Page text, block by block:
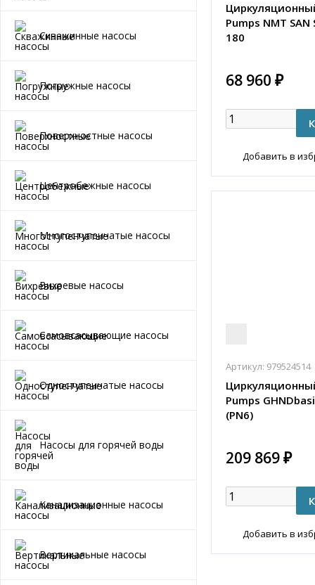
Скважинные насосы
Погружные насосы
Поверхностные насосы
Центробежные насосы
Многоступенчатые насосы
Вихревые насосы
Самовсасывающие насосы
Одноступенчатые насосы
Насосы для горячей воды
Канализационные насосы
Вертикальные насосы
Pumps NMT SAN
180
68 960 ₽
Добавить в
Артикул: 979524514
Pumps
(PN6)
209 869 ₽
Добавить в